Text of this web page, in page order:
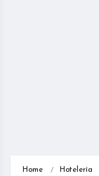
Home Hotelería